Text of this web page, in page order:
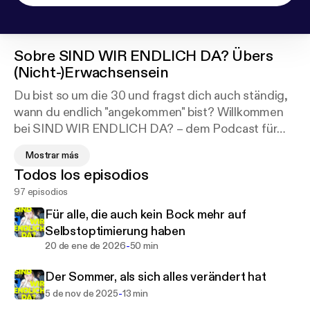
Sobre SIND WIR ENDLICH DA? Übers
(Nicht-)Erwachsensein
Du bist so um die 30 und fragst dich auch ständig,
wann du endlich "angekommen" bist? Willkommen
bei SIND WIR ENDLICH DA? – dem Podcast für
sind. Müsste ich den Podcast in einem Satz
beschreiben, würde ich sagen: wie die NEON
früher, nur eben zum Hören. Jeden Mittwoch gibt
es eine neue Folge. Hosted on Acast. See
acast.com/privacy for more information.
Mostrar más
Todos los episodios
97 episodios
Für alle, die auch kein Bock mehr auf
Selbstoptimierung haben
20 de ene de 2026-50 min
Der Sommer, als sich alles verändert hat
5 de nov de 2025-13 min